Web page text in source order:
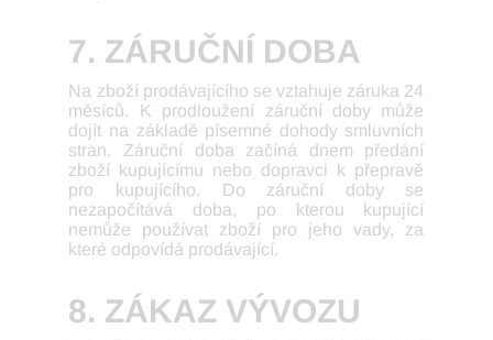
7. ZÁRUČNÍ DOBA
Na zboží prodávajícího se vztahuje záruka 24
měsíců. K prodloužení záruční doby může
dojít na základě písemné dohody smluvních
stran. Záruční doba začíná dnem předání
zboží kupujícímu nebo dopravci k přepravě
pro kupujícího. Do záruční doby se
nezapočítává doba, po kterou kupující
nemůže používat zboží pro jeho vady, za
které odpovídá prodávající.
8. ZÁKAZ VÝVOZU